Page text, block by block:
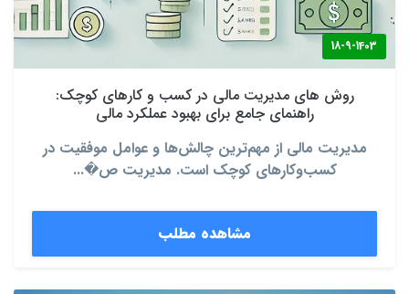
18-9-1403
روش‌ های مدیریت مالی در کسب‌ و کارهای کوچک:
راهنمای جامع برای بهبود عملکرد مالی
مدیریت مالی از مهم‌ترین چالش‌ها و عوامل موفقیت در
کسب‌وکارهای کوچک است. مدیریت ص�...
مشاهده مطلب